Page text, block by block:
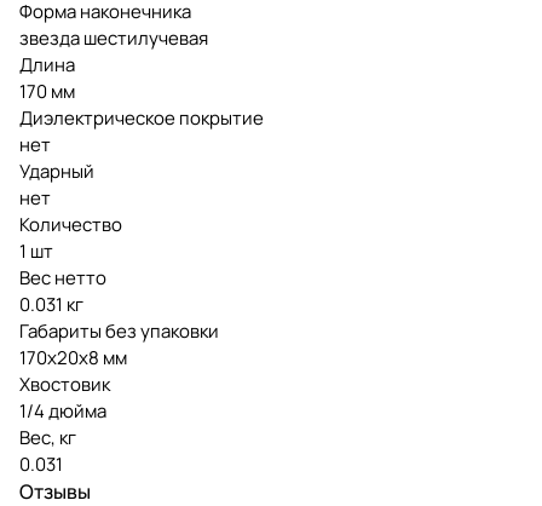
Форма наконечника
звезда шестилучевая
Длина
170 мм
Диэлектрическое покрытие
нет
Ударный
нет
Количество
1 шт
Вес нетто
0.031 кг
Габариты без упаковки
170х20х8 мм
Хвостовик
1/4 дюйма
Вес, кг
0.031
Отзывы